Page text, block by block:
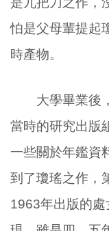
怕是父母輩提起
時產物。
大學畢業後，
當時的研究出版
一些關於年鑑資
到了瓊瑤之作，
1963年出版的